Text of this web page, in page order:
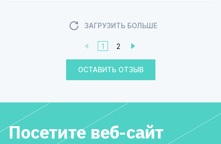
ЗАГРУЗИТЬ БОЛЬШЕ
1 2
ОСТАВИТЬ ОТЗЫВ
Посетите веб-сайт